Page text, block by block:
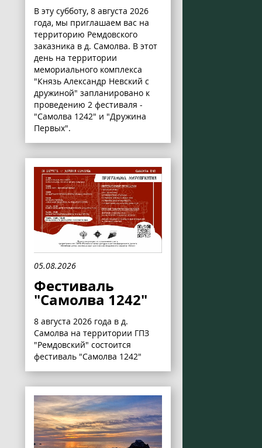
В эту субботу, 8 августа 2026
года, мы приглашаем вас на
территорию Ремдовского
заказника в д. Самолва. В этот
день на территории
мемориального комплекса
"Князь Александр Невский с
дружиной" запланировано к
проведению 2 фестиваля -
"Самолва 1242" и "Дружина
Первых".
05.08.2026
Фестиваль
"Самолва 1242"
8 августа 2026 года в д.
Самолва на территории ГПЗ
"Ремдовский" состоится
фестиваль "Самолва 1242"